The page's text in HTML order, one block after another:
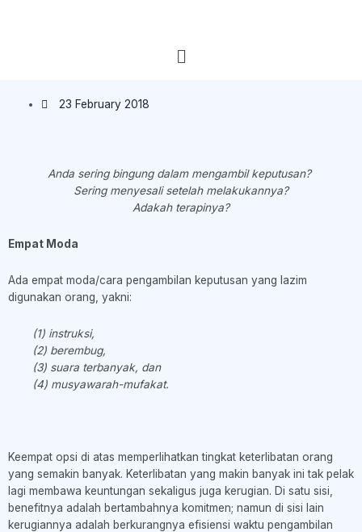
23 February 2018
Anda sering bingung dalam mengambil keputusan?
Sering menyesali setelah melakukannya?
Adakah terapinya?
Empat Moda
Ada empat moda/cara pengambilan keputusan yang lazim
digunakan orang, yakni:
(1) instruksi,
(2) berembug,
(3) suara terbanyak, dan
(4) musyawarah-mufakat.
Keempat opsi di atas memperlihatkan tingkat keterlibatan orang
yang semakin banyak. Keterlibatan yang makin banyak ini tak pelak
lagi membawa keuntungan sekaligus juga kerugian. Di satu sisi,
benefitnya adalah bertambahnya komitmen; namun di sisi lain
kerugiannya adalah berkurangnya efisiensi waktu pengambilan